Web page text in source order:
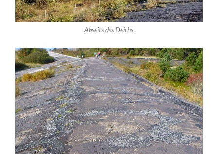
Abseits des Deichs